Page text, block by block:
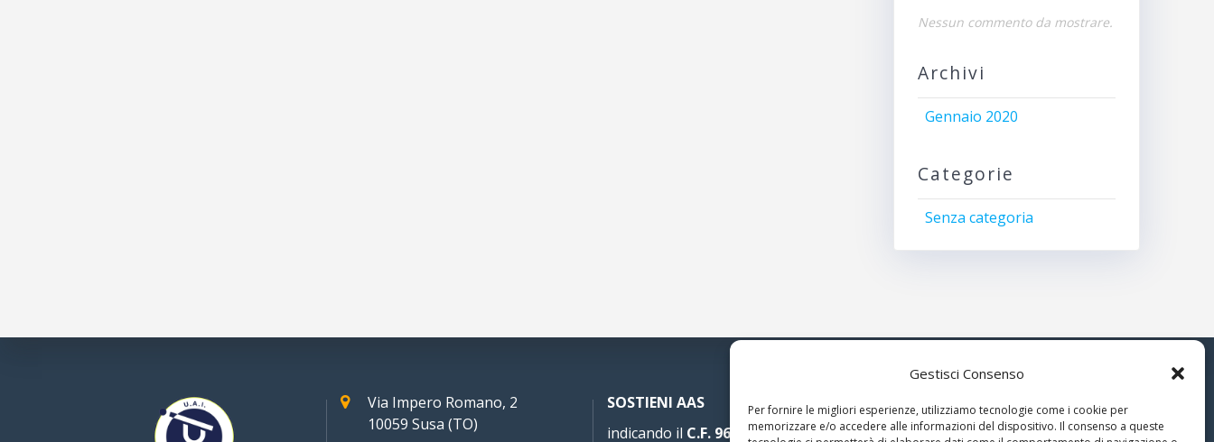
Gestisci Consenso
Per fornire le migliori esperienze, utilizziamo tecnologie come i cookie per
memorizzare e/o accedere alle informazioni del dispositivo. Il consenso a queste
Nessun commento da mostrare.
Archivi
Gennaio 2020
Categorie
Senza categoria
Via Impero Romano, 2
10059 Susa (TO)
SOSTIENI AAS
indicando il C.F. 96020930010nella
© 2026 Associazione Astrofili
Segusini